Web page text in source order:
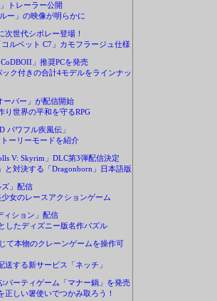
トレーラー公開
ー」の映像が明らかに
次世代シボレー登場！
ルベット C7」カモフラージュ仕様
」推奨PCを発売
ク付きの合計4モデルをラインナッ
ーバー」が配信開始
り世界の平和を守るRPG
パワフル疾風伝」
ーリーモードを紹介
V: Skyrim」DLC第3弾配信決定
と対決する「Dragonborn」日本語版
」配信
女のレースアクションゲーム
ィション」配信
したディズニー版名作パズル
て本物のクレーンゲームを操作可
する新サービス「ネッチ」
パーティゲーム「マナー鍋」を発売
正しい箸使いでつかみ取ろう！